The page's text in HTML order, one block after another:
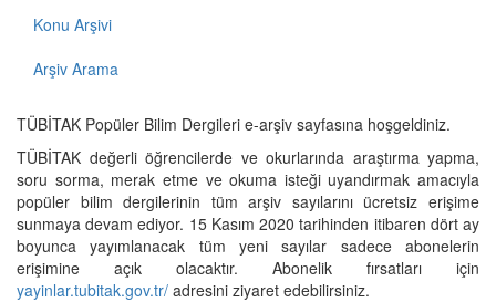
Konu Arşivi
Arşiv Arama
TÜBİTAK Popüler Bilim Dergileri e-arşiv sayfasına hoşgeldiniz.
TÜBİTAK değerli öğrencilerde ve okurlarında araştırma yapma,
soru sorma, merak etme ve okuma isteği uyandırmak amacıyla
popüler bilim dergilerinin tüm arşiv sayılarını ücretsiz erişime
sunmaya devam ediyor. 15 Kasım 2020 tarihinden itibaren dört ay
boyunca yayımlanacak tüm yeni sayılar sadece abonelerin
erişimine açık olacaktır. Abonelik fırsatları için
yayinlar.tubitak.gov.tr/ adresini ziyaret edebilirsiniz.